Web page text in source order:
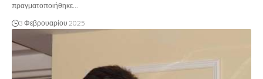
πραγματοποιήθηκε…
3 Φεβρουαρίου 2025